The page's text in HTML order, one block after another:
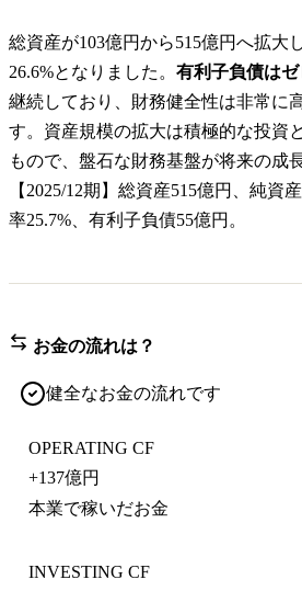
総資産が103億円から515億円へ拡大
26.6%となりました。 有利子負債は
継続しており、財務健全性は非常に
す。資産規模の拡大は積極的な投資
もので、盤石な財務基盤が将来の成
【2025/12期】総資産515億円、純資
率25.7%、有利子負債55億円。
お金の流れは？
健全なお金の流れです
OPERATING CF
+137億円
本業で稼いだお金
INVESTING CF